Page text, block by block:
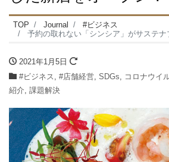
TOP Journal
#ビジネス
予約の取れない「シンシア」がサステナブルシーフード
2021年1月5日
#ビジネス, #店舗経営, SDGs, コロナウイ
紹介, 課題解決